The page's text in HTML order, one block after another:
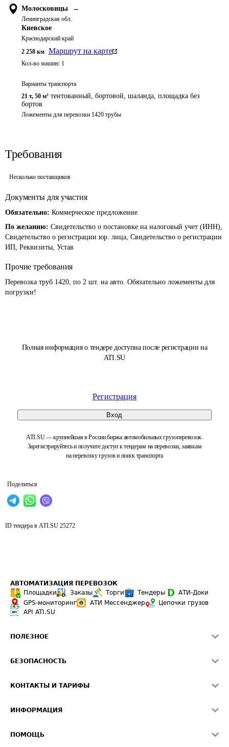
Полная информация о тендере доступна после регистрации на
ATI.SU
Регистрация
Вход
ATI.SU — крупнейшая в России биржа автомобильных грузоперевозок.
Зарегистрируйтесь и получите доступ к тендерам на перевозки, заявкам
на перевозку грузов и поиск транспорта
Поделиться
Молосковицы →
Ленинградская обл.
Киевское
Краснодарский край
2 258 км Маршрут на карте
Кол-во машин: 1
Варианты транспорта
21 т, 50 м³ тентованный, бортовой, шаланда, площадка без
бортов
Ложементы для перевозки 1420 трубы
Требования
Несколько поставщиков
Документы для участия
Обязательно: Коммерческое предложение
По желанию: Свидетельство о постановке на налоговый учет (ИНН),
Свидетельство о регистрации юр. лица, Свидетельство о регистрации
ИП, Реквизиты, Устав
Прочие требования
Перевозка труб 1420, по 2 шт. на авто. Обязательно ложементы для
погрузки!
ID тендера в ATI.SU 25272
АВТОМАТИЗАЦИЯ ПЕРЕВОЗОК
Площадки
Заказы Торги Тендеры
АТИ-Доки
GPS-мониторинг
АТИ Мессенджер
Цепочки грузов
API ATI.SU
ПОЛЕЗНОЕ
Звезды ATI.SU на вашем сайте
Средние ставки
БЕЗОПАСНОСТЬ
Светофор+
О формировании Паспорта
КОНТАКТЫ И ТАРИФЫ
Реклама на сайте
ИНФОРМАЦИЯ
ПОМОЩЬ